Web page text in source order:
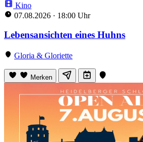
Kino
07.08.2026 · 18:00 Uhr
Lebensansichten eines Huhns
Gloria & Gloriette
Merken